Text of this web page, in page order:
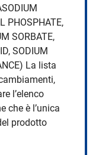
PHOSPHATE,
SORBATE,
SODIUM
La lista
l’elenco
che è l’unica
prodotto